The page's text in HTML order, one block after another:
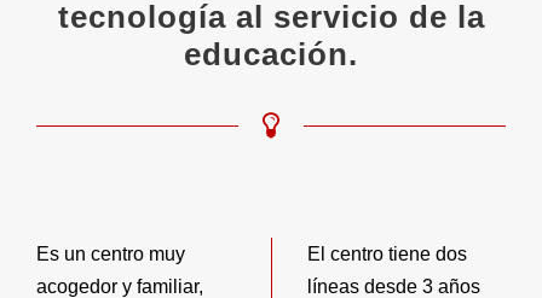
tecnología al servicio de la
educación.
Es un centro muy
acogedor y familiar,
El centro tiene dos
líneas desde 3 años